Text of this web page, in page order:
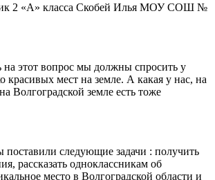
2 «А» класса Скобей Илья МОУ СОШ №
этот вопрос мы должны спросить у
мест на земле. А какая у нас, на
Волгоградской земле есть тоже
следующие задачи : получить
рассказать одноклассникам об
место в Волгоградской области и